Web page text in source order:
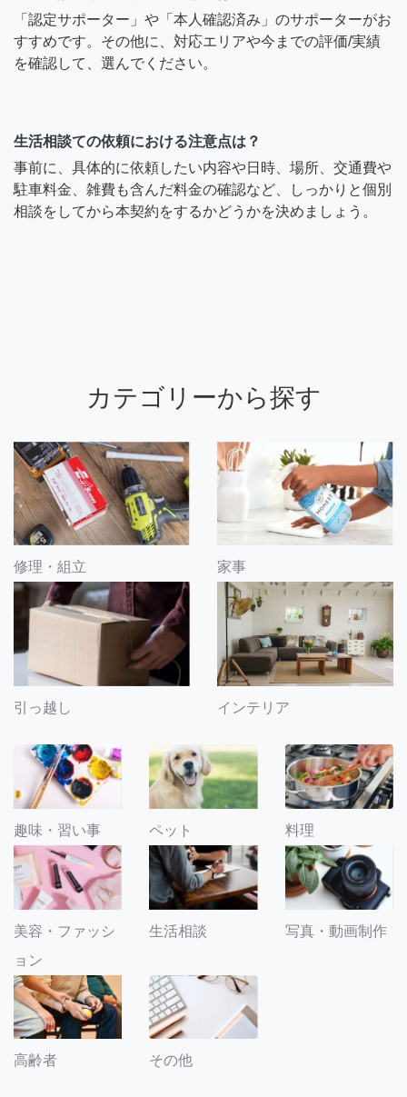
「認定サポーター」や「本人確認済み」のサポーターがお
すすめです。その他に、対応エリアや今までの評価/実績
を確認して、選んでください。
生活相談ての依頼における注意点は？
事前に、具体的に依頼したい内容や日時、場所、交通費や
駐車料金、雑費も含んだ料金の確認など、しっかりと個別
相談をしてから本契約をするかどうかを決めましょう。
カテゴリーから探す
修理・組立 家事
引っ越し インテリア
趣味・習い事 ペット 料理
美容・ファッシ
ョン
生活相談 写真・動画制作
高齢者 その他